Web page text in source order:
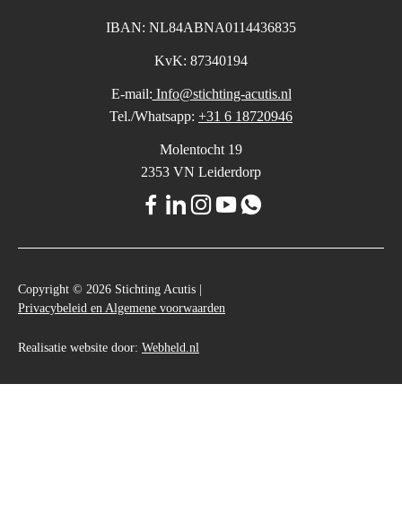
IBAN: NL84ABNA0114436835
KvK: 87340194
E-mail: Info@stichting-acutis.nl
Tel./Whatsapp: +31 6 18720946
Molentocht 19
2353 VN Leiderdorp
Copyright © 2026 Stichting Acutis |
Privacybeleid en Algemene voorwaarden
Realisatie website door: Webheld.nl